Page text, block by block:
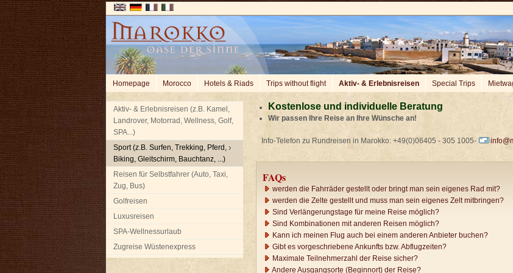
Homepage Morocco Hotels & Riads Trips without flight Aktiv- & Erlebnisreisen Special Trips
Aktiv- & Erlebnisreisen (z.B. Kamel,
Landrover, Motorrad, Wellness, Golf,
SPA...)
Sport (z.B. Surfen, Trekking, Pferd,
Biking, Gleitschirm, Bauchtanz, ...)
Reisen für Selbstfahrer (Auto, Taxi,
Zug, Bus)
Golfreisen
Luxusreisen
SPA-Wellnessurlaub
Zugreise Wüstenexpress
Kostenlose und individuelle Beratung
Wir passen Ihre Reise an Ihre Wünsche an!
Info-Telefon zu Rundreisen in Marokko: +49(0)06405 - 305 1005-
FAQs
werden die Fahrräder gestellt oder bringt man sein eigenes Rad mit?
werden die Zelte gestellt und muss man sein eigenes Zelt mitbringen?
Sind Verlängerungstage für meine Reise möglich?
Sind Kombinationen mit anderen Reisen möglich?
Kann ich meinen Flug auch bei einem anderen Anbieter buchen?
Gibt es vorgeschriebene Ankunfts bzw. Abflugzeiten?
Maximale Teilnehmerzahl der Reise sicher?
Andere Ausgangsorte (Beginnort) der Reise?